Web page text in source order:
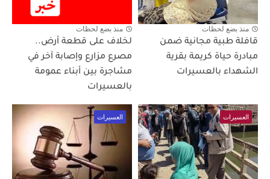
منذ بضع لحظات
قافلة طبية مجانية ضمن
مبادرة حياة كريمة بقرية
الشهداء بالعسيرات
منذ بضع لحظات
لخلاف على قطعة أرض..
مصرع مزارع وإصابة آخر في
مشاجرة بين أبناء عمومة
بالعسيرات
العسيرات العسيرات